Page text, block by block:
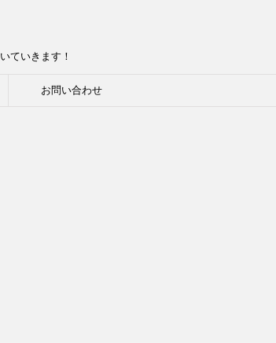
ていきます！
お問い合わせ